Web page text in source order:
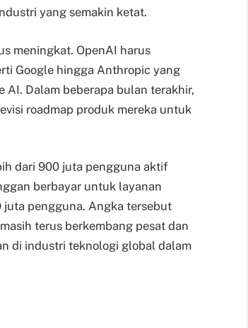
yang semakin ketat.
meningkat. OpenAI harus
Google hingga Anthropic yang
AI. Dalam beberapa bulan terakhir,
roadmap produk mereka untuk
dari 900 juta pengguna aktif
berbayar untuk layanan
pengguna. Angka tersebut
terus berkembang pesat dan
di industri teknologi global dalam